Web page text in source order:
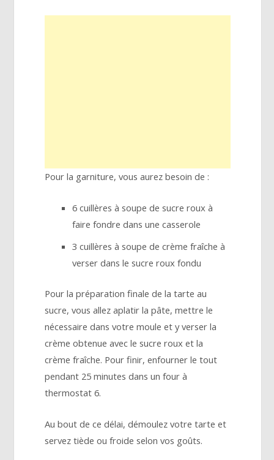
Pour la garniture, vous aurez besoin de :
6 cuillères à soupe de sucre roux à
faire fondre dans une casserole
3 cuillères à soupe de crème fraîche à
verser dans le sucre roux fondu
Pour la préparation finale de la tarte au
sucre, vous allez aplatir la pâte, mettre le
nécessaire dans votre moule et y verser la
crème obtenue avec le sucre roux et la
crème fraîche. Pour finir, enfourner le tout
pendant 25 minutes dans un four à
thermostat 6.
Au bout de ce délai, démoulez votre tarte et
servez tiède ou froide selon vos goûts.